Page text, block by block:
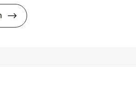
HA(it.) - erhvervs­økonomi og